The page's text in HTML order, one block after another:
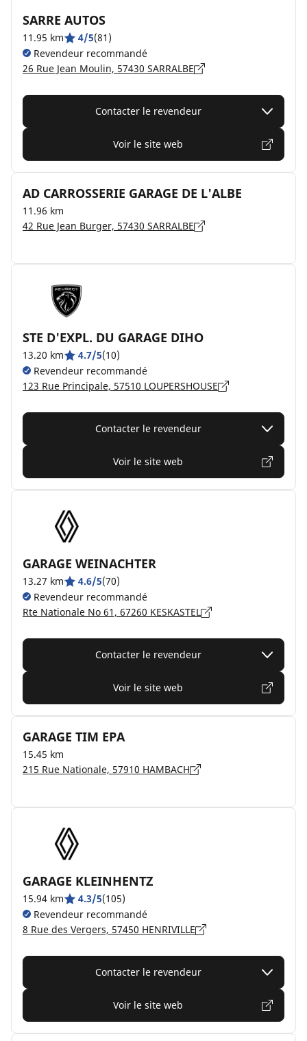
SARRE AUTOS
11.95 km 4/5(81)
Revendeur recommandé
26 Rue Jean Moulin, 57430 SARRALBE
Contacter le revendeur
Voir le site web
AD CARROSSERIE GARAGE DE L'ALBE
11.96 km
42 Rue Jean Burger, 57430 SARRALBE
STE D'EXPL. DU GARAGE DIHO
13.20 km 4.7/5(10)
Revendeur recommandé
123 Rue Principale, 57510 LOUPERSHOUSE
Contacter le revendeur
Voir le site web
GARAGE WEINACHTER
13.27 km 4.6/5(70)
Revendeur recommandé
Rte Nationale No 61, 67260 KESKASTEL
Contacter le revendeur
Voir le site web
GARAGE TIM EPA
15.45 km
215 Rue Nationale, 57910 HAMBACH
GARAGE KLEINHENTZ
15.94 km 4.3/5(105)
Revendeur recommandé
8 Rue des Vergers, 57450 HENRIVILLE
Contacter le revendeur
Voir le site web